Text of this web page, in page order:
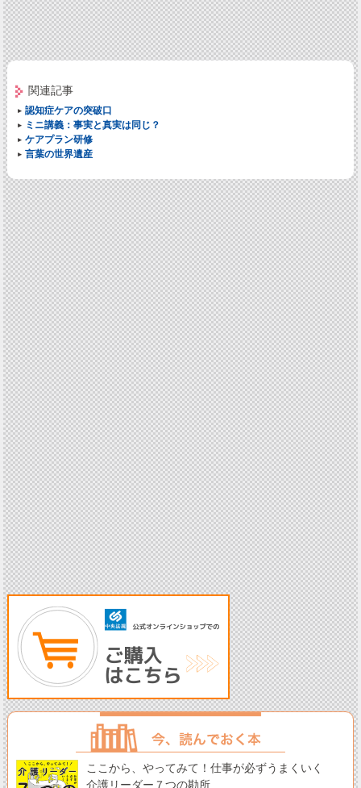
関連記事
認知症ケアの突破口
ミニ講義：事実と真実は同じ？
ケアプラン研修
言葉の世界遺産
ここから、やってみて！仕事が必ずうまくいく
介護リーダー７つの勘所